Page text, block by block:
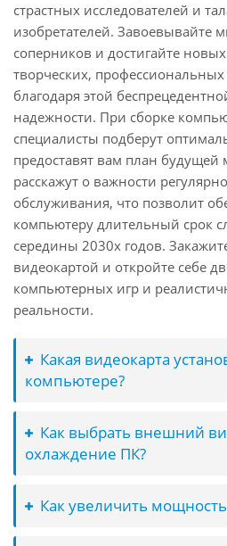
страстных исследователей и
изобретателей. Завоевывайте
соперников и достигайте
творческих,
благодаря этой
надежности. При сборке
специалисты подберут
предоставят вам план
расскажут о важности
обслуживания, что позволит
компьютеру длительный срок
середины 2030х годов.
видеокартой и откройте себе
компьютерных игр и
реальности.
Какая видеокарта
компьютере?
Как выбрать внешний
охлаждение ПК?
Как увеличить